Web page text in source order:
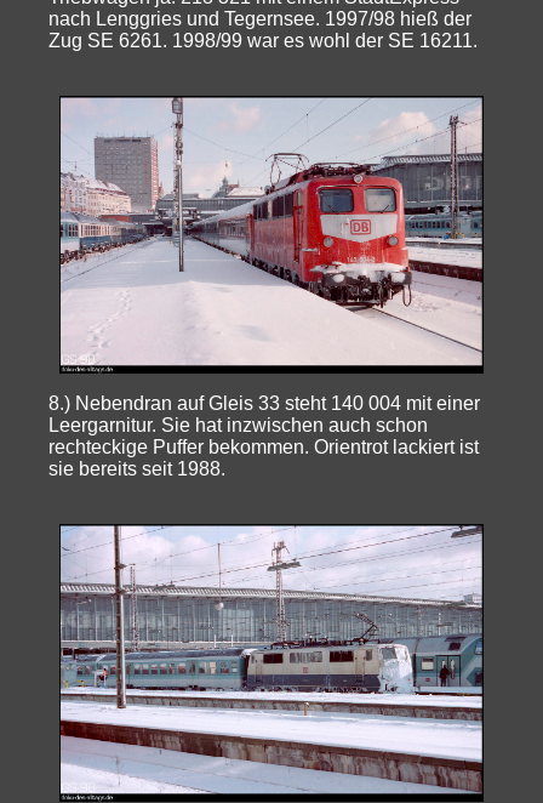
nach Lenggries und Tegernsee. 1997/98 hieß der
Zug SE 6261. 1998/99 war es wohl der SE 16211.
8.) Nebendran auf Gleis 33 steht 140 004 mit einer
Leergarnitur. Sie hat inzwischen auch schon
rechteckige Puffer bekommen. Orientrot lackiert ist
sie bereits seit 1988.